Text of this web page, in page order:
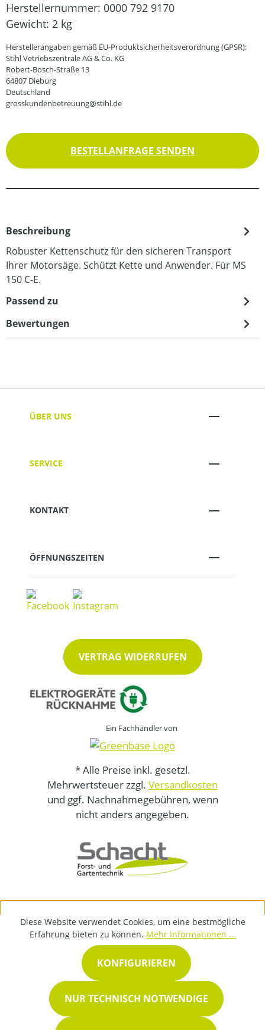
Herstellernummer: 0000 792 9170
Gewicht: 2 kg
Herstellerangaben gemäß EU-Produktsicherheitsverordnung (GPSR):
Stihl Vetriebszentrale AG & Co. KG
Robert-Bosch-Straße 13
64807 Dieburg
Deutschland
grosskundenbetreuung@stihl.de
BESTELLANFRAGE SENDEN
Beschreibung
Robuster Kettenschutz für den sicheren Transport
Ihrer Motorsäge. Schützt Kette und Anwender. Für MS
150 C-E.
Passend zu
Bewertungen
ÜBER UNS
SERVICE
KONTAKT
ÖFFNUNGSZEITEN
VERTRAG WIDERRUFEN
Ein Fachhändler von
* Alle Preise inkl. gesetzl.
Mehrwertsteuer zzgl. Versandkosten
und ggf. Nachnahmegebühren, wenn
nicht anders angegeben.
Diese Website verwendet Cookies, um eine bestmögliche
Erfahrung bieten zu können. Mehr Informationen ...
NUR TECHNISCH NOTWENDIGE
KONFIGURIEREN